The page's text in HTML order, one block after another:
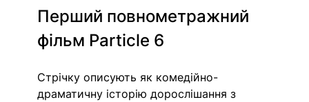
Перший повнометражний
фільм Particle 6
Стрічку описують як комедійно-
драматичну історію дорослішання з